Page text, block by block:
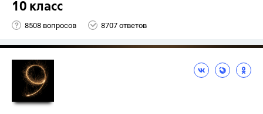
10 класс
8508 вопросов 8707 ответов